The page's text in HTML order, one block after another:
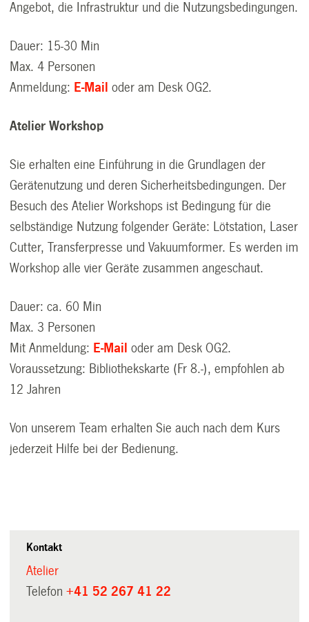
Angebot, die Infrastruktur und die Nutzungsbedingungen.
Dauer: 15-30 Min
Max. 4 Personen
Anmeldung: E-Mail oder am Desk OG2.
Atelier Workshop
Sie erhalten eine Einführung in die Grundlagen der
Gerätenutzung und deren Sicherheitsbedingungen. Der
Besuch des Atelier Workshops ist Bedingung für die
selbständige Nutzung folgender Geräte: Lötstation, Laser
Cutter, Transferpresse und Vakuumformer. Es werden im
Workshop alle vier Geräte zusammen angeschaut.
Dauer: ca. 60 Min
Max. 3 Personen
Mit Anmeldung: E-Mail oder am Desk OG2.
Voraussetzung: Bibliothekskarte (Fr 8.-), empfohlen ab
12 Jahren
Von unserem Team erhalten Sie auch nach dem Kurs
jederzeit Hilfe bei der Bedienung.
Kontakt
Atelier
Telefon+41 52 267 41 22